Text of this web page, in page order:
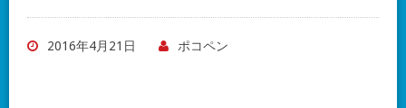
2016年4月21日 ポコペン